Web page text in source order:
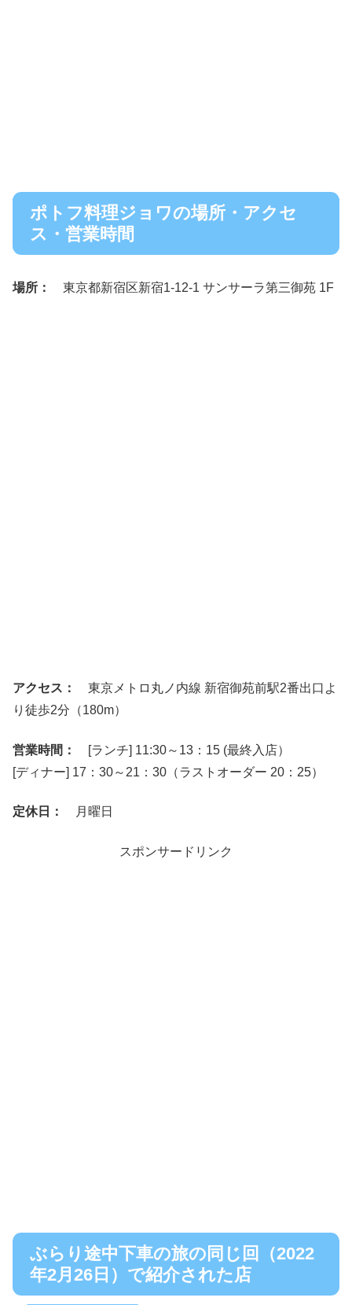
ポトフ料理ジョワの場所・アクセ
ス・営業時間
場所： 東京都新宿区新宿1-12-1 サンサーラ第三御苑 1F
アクセス：
東京メトロ丸ノ内線 新宿御苑前駅2番出口よ
り徒歩2分（180m）
営業時間：
[ランチ] 11:30～13：15 (最終入店）
[ディナー] 17：30～21：30（ラストオーダー 20：25）
定休日： 月曜日
スポンサードリンク
ぶらり途中下車の旅の同じ回（2022
年2月26日）で紹介された店